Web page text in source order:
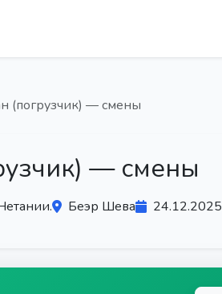
(погрузчик) — смены
— смены
Беэр Шева 24.12.2025